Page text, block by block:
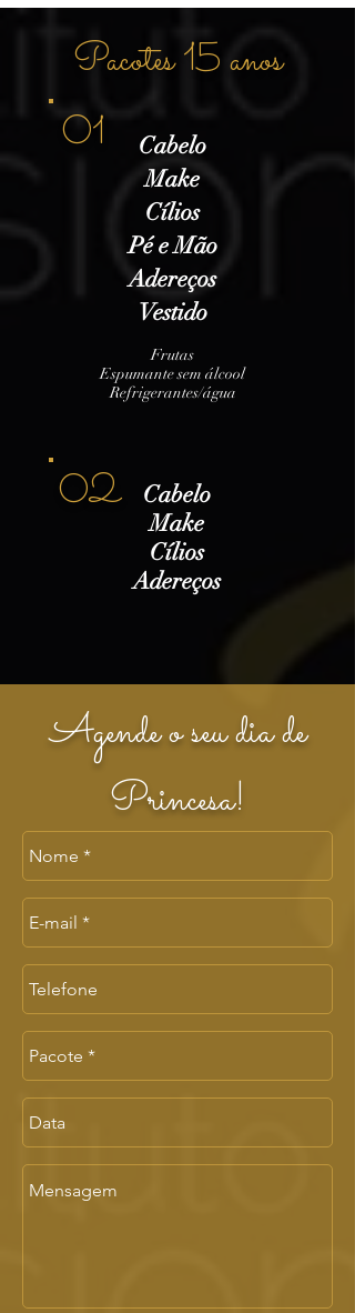
Pacotes 15 anos
Agende o seu dia de
Princesa!
Cabelo
Make
Cílios
Pé e Mão
Adereços
Vestido
Frutas
Espumante sem álcool
Refrigerantes/água
01
Cabelo
Make
Cílios
Adereços
02